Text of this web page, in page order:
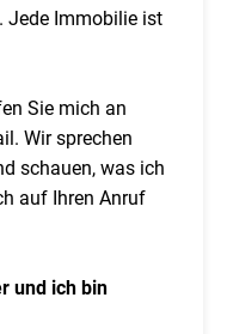
Jede Immobilie ist
Sie mich an
Wir sprechen
schauen, was ich
auf Ihren Anruf
und ich bin